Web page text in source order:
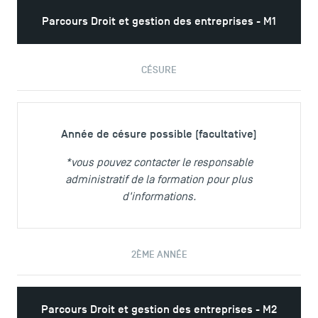
Parcours Droit et gestion des entreprises - M1
CÉSURE
Année de césure possible (facultative)
*vous pouvez contacter le responsable
administratif de la formation pour plus
d'informations.
2ÈME ANNÉE
Parcours Droit et gestion des entreprises - M2